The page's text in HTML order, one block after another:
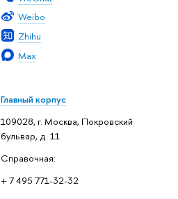
Weibo
Zhihu
Max
Главный корпус
109028, г. Москва, Покровский
бульвар, д. 11
Справочная:
+ 7 495 771-32-32